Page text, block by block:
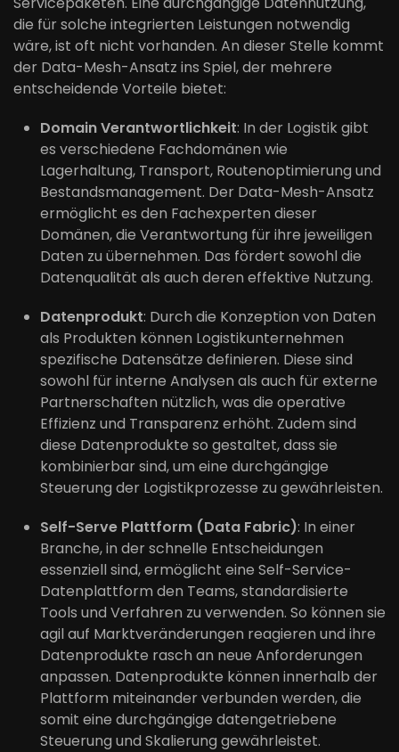
die für solche integrierten Leistungen notwendig
wäre, ist oft nicht vorhanden. An dieser Stelle kommt
der Data-Mesh-Ansatz ins Spiel, der mehrere
entscheidende Vorteile bietet:
Domain Verantwortlichkeit: In der Logistik gibt
es verschiedene Fachdomänen wie
Lagerhaltung, Transport, Routenoptimierung und
Bestandsmanagement. Der Data-Mesh-Ansatz
ermöglicht es den Fachexperten dieser
Domänen, die Verantwortung für ihre jeweiligen
Daten zu übernehmen. Das fördert sowohl die
Datenqualität als auch deren effektive Nutzung.
Datenprodukt: Durch die Konzeption von Daten
als Produkten können Logistikunternehmen
spezifische Datensätze definieren. Diese sind
sowohl für interne Analysen als auch für externe
Partnerschaften nützlich, was die operative
Effizienz und Transparenz erhöht. Zudem sind
diese Datenprodukte so gestaltet, dass sie
kombinierbar sind, um eine durchgängige
Steuerung der Logistikprozesse zu gewährleisten.
Self-Serve Plattform (Data Fabric): In einer
Branche, in der schnelle Entscheidungen
essenziell sind, ermöglicht eine Self-Service-
Datenplattform den Teams, standardisierte
Tools und Verfahren zu verwenden. So können sie
agil auf Marktveränderungen reagieren und ihre
Datenprodukte rasch an neue Anforderungen
anpassen. Datenprodukte können innerhalb der
Plattform miteinander verbunden werden, die
somit eine durchgängige datengetriebene
Steuerung und Skalierung gewährleistet.